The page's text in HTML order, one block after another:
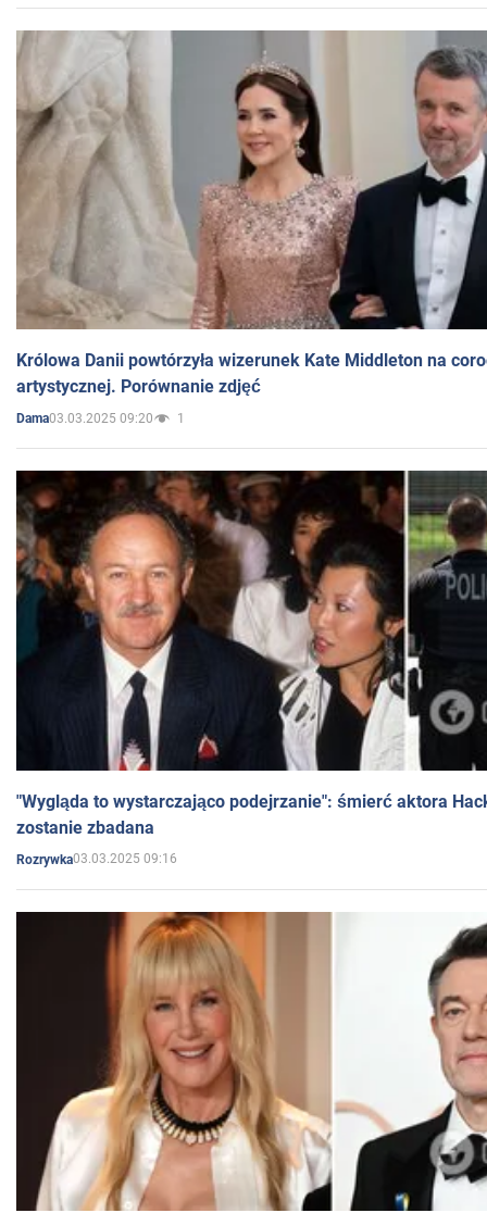
Królowa Danii powtórzyła wizerunek Kate Middleton na
artystycznej. Porównanie zdjęć
Dama03.03.2025 09:20 1
"Wygląda to wystarczająco podejrzanie": śmierć aktora
zostanie zbadana
Rozrywka03.03.2025 09:16